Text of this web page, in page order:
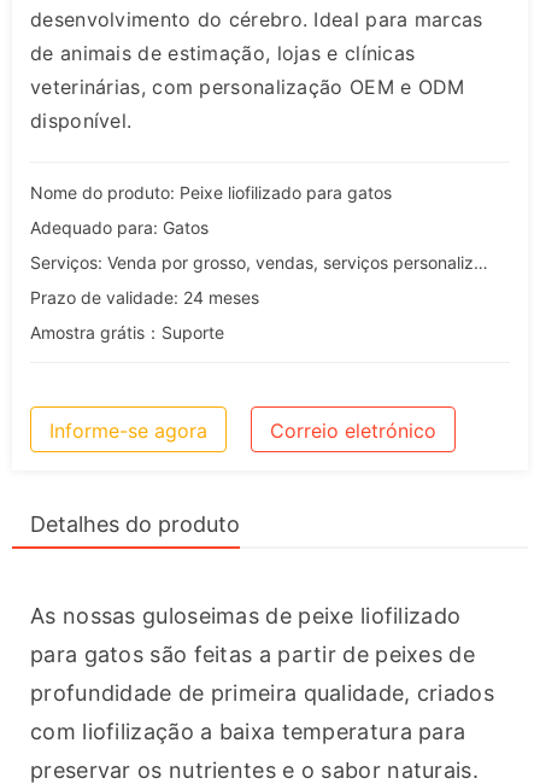
desenvolvimento do cérebro. Ideal para marcas
de animais de estimação, lojas e clínicas
veterinárias, com personalização OEM e ODM
disponível.
Nome do produto: Peixe liofilizado para gatos
Adequado para: Gatos
Serviços: Venda por grosso, vendas, serviços personalizados, OEM e ODM
Prazo de validade: 24 meses
Amostra grátis：Suporte
Informe-se agora Correio eletrónico
Detalhes do produto
As nossas guloseimas de peixe liofilizado
para gatos são feitas a partir de peixes de
profundidade de primeira qualidade, criados
com liofilização a baixa temperatura para
preservar os nutrientes e o sabor naturais.